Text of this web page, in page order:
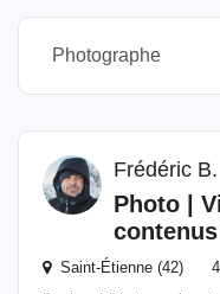
Frédéric B.
Photo |
Saint-Étienne (42)